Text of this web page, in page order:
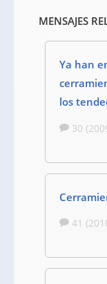
MENSAJES
Ya han
los
30
41